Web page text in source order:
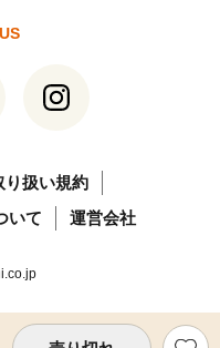
り扱い規約
いて
運営会社